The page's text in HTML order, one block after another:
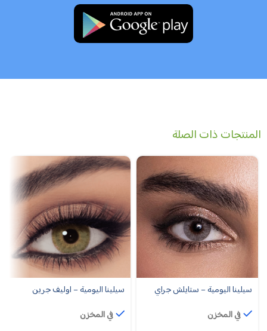
المنتجات ذات الصلة
سيلينا اليومية – ستايلش جراي
في المخزن
سيلينا اليومية – اوليف جرين
في المخزن